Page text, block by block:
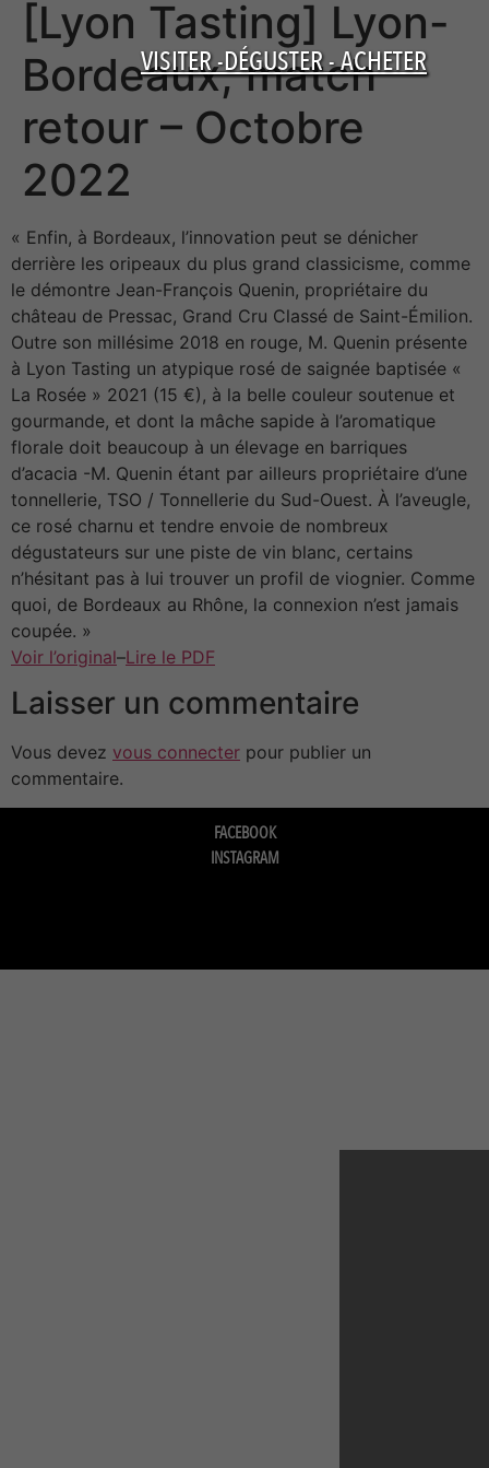
VISITER -DÉGUSTER - ACHETER
[Lyon Tasting] Lyon-
Bordeaux, match
retour – Octobre
2022
« Enfin, à Bordeaux, l’innovation peut se dénicher
derrière les oripeaux du plus grand classicisme, comme
le démontre Jean-François Quenin, propriétaire du
château de Pressac, Grand Cru Classé de Saint-Émilion.
Outre son millésime 2018 en rouge, M. Quenin présente
à Lyon Tasting un atypique rosé de saignée baptisée «
La Rosée » 2021 (15 €), à la belle couleur soutenue et
gourmande, et dont la mâche sapide à l’aromatique
florale doit beaucoup à un élevage en barriques
d’acacia -M. Quenin étant par ailleurs propriétaire d’une
tonnellerie, TSO / Tonnellerie du Sud-Ouest. À l’aveugle,
ce rosé charnu et tendre envoie de nombreux
dégustateurs sur une piste de vin blanc, certains
n’hésitant pas à lui trouver un profil de viognier. Comme
quoi, de Bordeaux au Rhône, la connexion n’est jamais
coupée. »
Voir l’original–Lire le PDF
Laisser un commentaire
Vous devez vous connecter pour publier un
commentaire.
FACEBOOK
INSTAGRAM